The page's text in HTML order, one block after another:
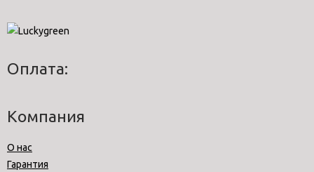
Оплата:
Компания
О нас
Гарантия